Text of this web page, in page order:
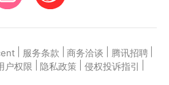
服务条款 商务洽谈 腾讯招聘
户权限 隐私政策 侵权投诉指引